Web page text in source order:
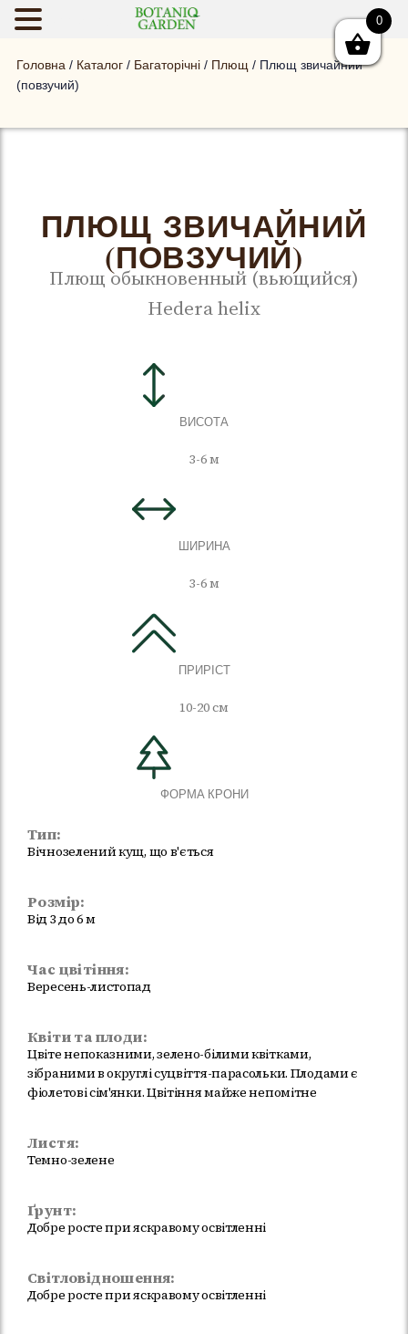
Головна / Каталог / Багаторічні / Плющ / Плющ звичайний
(повзучий)
ПЛЮЩ ЗВИЧАЙНИЙ
(ПОВЗУЧИЙ)
Плющ обыкновенный (вьющийся)
Hedera helix
ВИСОТА
3-6 м
ШИРИНА
3-6 м
ПРИРІСТ
10-20 см
ФОРМА КРОНИ
Тип:
Вічнозелений кущ, що в'ється
Розмір:
Від 3 до 6 м
Час цвітіння:
Вересень-листопад
Квіти та плоди:
Цвіте непоказними, зелено-білими квітками,
зібраними в округлі суцвіття-парасольки. Плодами є
фіолетові сім'янки. Цвітіння майже непомітне
Листя:
Темно-зелене
Ґрунт:
Добре росте при яскравому освітленні
Світловідношення:
Добре росте при яскравому освітленні
0